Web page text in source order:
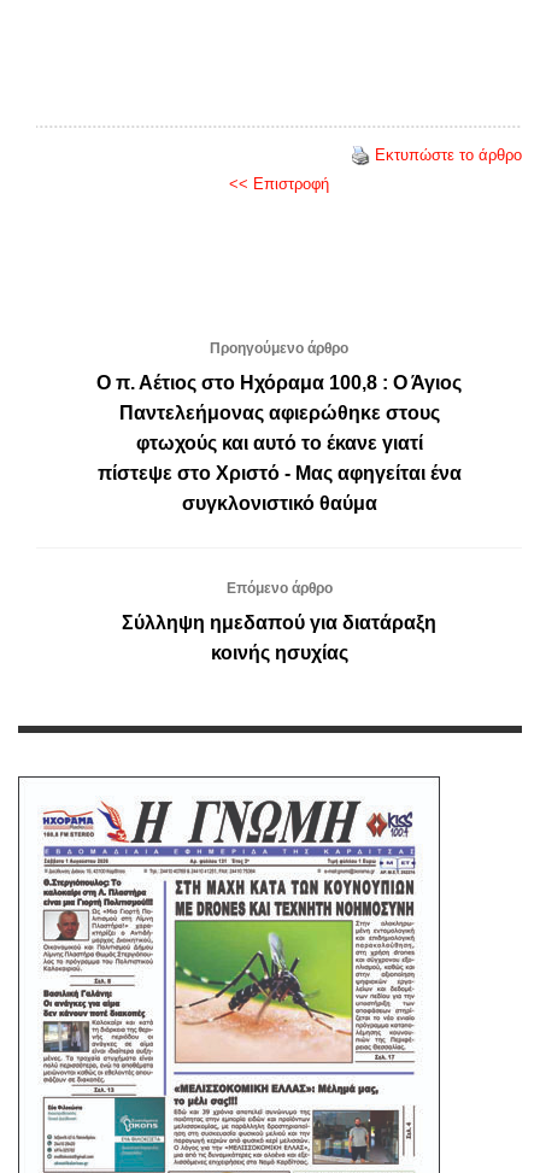
Εκτυπώστε το άρθρο
<< Επιστροφή
Προηγούμενο άρθρο
Ο π. Αέτιος στο Ηχόραμα 100,8 : Ο Άγιος
Παντελεήμονας αφιερώθηκε στους
φτωχούς και αυτό το έκανε γιατί
πίστεψε στο Χριστό - Μας αφηγείται ένα
συγκλονιστικό θαύμα
Επόμενο άρθρο
Σύλληψη ημεδαπού για διατάραξη
κοινής ησυχίας